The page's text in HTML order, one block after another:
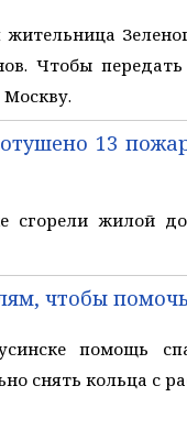
Чтобы
13
жилой
чтобы
помощь
снять кольца с